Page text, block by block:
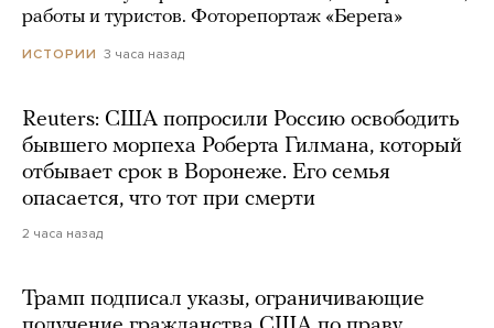
работы и туристов. Фоторепортаж «Берега»
ИСТОРИИ 3 часа назад
Reuters: США попросили Россию освободить
бывшего морпеха Роберта Гилмана, который
отбывает срок в Воронеже. Его семья
опасается, что тот при смерти
2 часа назад
Трамп подписал указы, ограничивающие